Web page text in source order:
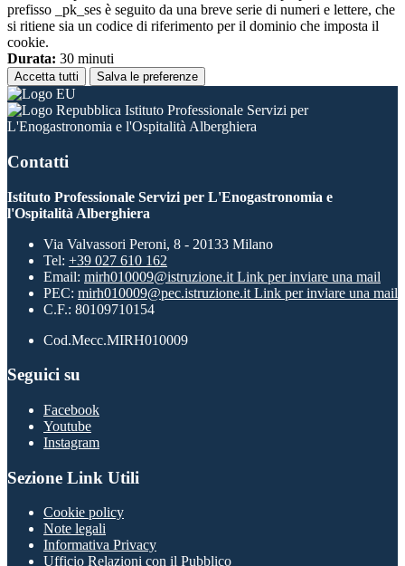
prefisso _pk_ses è seguito da una breve serie di numeri e lettere, che
si ritiene sia un codice di riferimento per il dominio che imposta il
cookie.
Durata: 30 minuti
Accetta tutti Salva le preferenze
Istituto Professionale Servizi per
L'Enogastronomia e l'Ospitalità Alberghiera
Contatti
Istituto Professionale Servizi per L'Enogastronomia e
l'Ospitalità Alberghiera
Via Valvassori Peroni, 8 - 20133 Milano
Tel: +39 027 610 162
Email: mirh010009@istruzione.it Link per inviare una mail
PEC: mirh010009@pec.istruzione.it Link per inviare una mail
C.F.: 80109710154
Cod.Mecc.MIRH010009
Seguici su
Facebook
Youtube
Instagram
Sezione Link Utili
Cookie policy
Note legali
Informativa Privacy
Ufficio Relazioni con il Pubblico